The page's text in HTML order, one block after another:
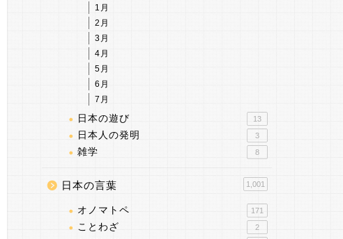
1月
2月
3月
4月
5月
6月
7月
日本の遊び 13
日本人の発明 3
雑学 8
日本の言葉 1,001
オノマトペ 171
ことわざ 2